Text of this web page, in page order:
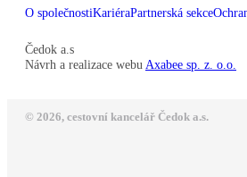
O společnostiKariéraPartnerská sekce
Čedok a.s
Návrh a realizace webu Axabee sp. z. o.o.
© 2026, cestovní kancelář Čedok a.s.